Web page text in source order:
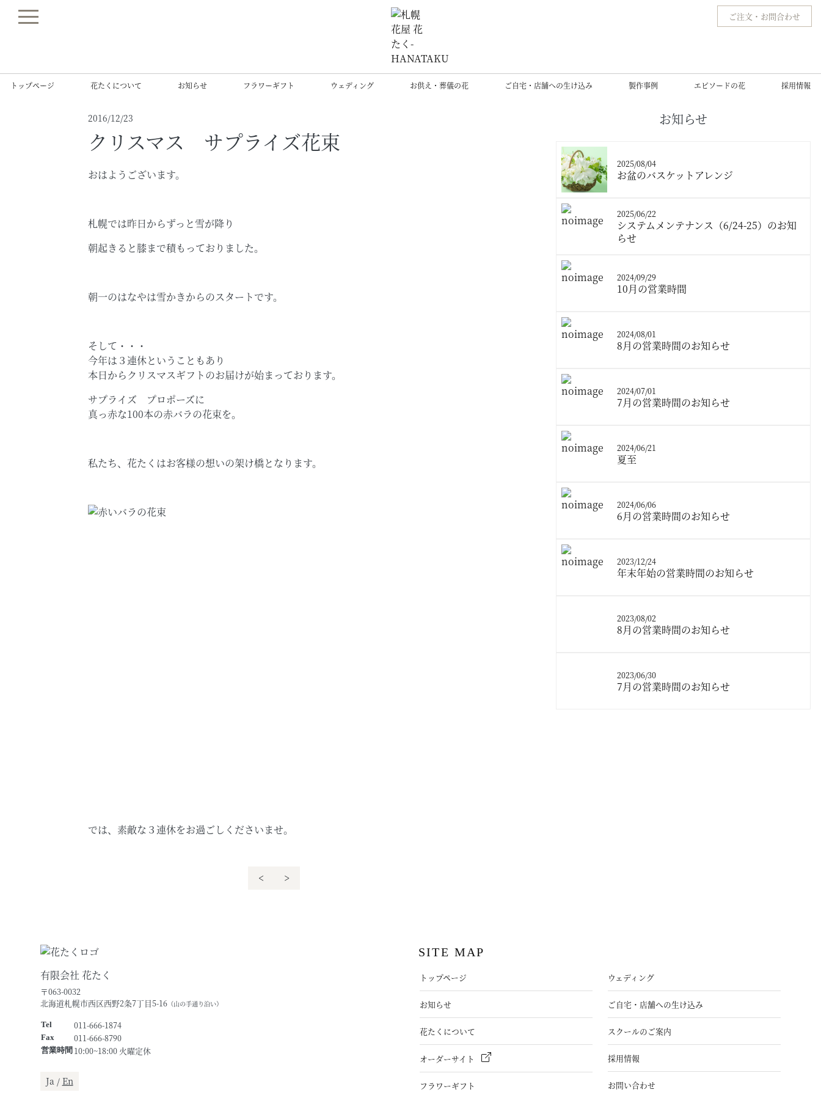
トップページ 花たくについて お知らせ フラワーギフト ウェディング お供え・葬儀の花 ご自宅・店舗への生け込み 製作事例 エピソードの花 採用情報
ご注文 ・ お問合わせ
2016/12/23
クリスマス サプライズ花束
おはようございます。
札幌では昨日からずっと雪が降り
朝起きると膝まで積もっておりました。
朝一のはなやは雪かきからのスタートです。
そして・・・
今年は３連休ということもあり
本日からクリスマスギフトのお届けが始まっております。
サプライズ プロポーズに
真っ赤な100本の赤バラの花束を。
私たち、花たくはお客様の想いの架け橋となります。
では、素敵な３連休をお過ごしくださいませ。
< >
お知らせ
2025/08/04
お盆のバスケットアレンジ
2025/06/22
システムメンテナンス（6/24-25）のお知
らせ
2024/09/29
10月の営業時間
2024/08/01
8月の営業時間のお知らせ
2024/07/01
7月の営業時間のお知らせ
2024/06/21
夏至
2024/06/06
6月の営業時間のお知らせ
2023/12/24
年末年始の営業時間のお知らせ
2023/08/02
8月の営業時間のお知らせ
2023/06/30
7月の営業時間のお知らせ
SITE MAP
トップページ
お知らせ
花たくについて
オーダーサイト
フラワーギフト
ウェディング
ご自宅・店舗への生け込み
スクールのご案内
採用情報
お問い合わせ
有限会社 花たく
〒063-0032
北海道札幌市西区西野2条7丁目5-16（山の手通り沿い）
Tel 011-666-1874
Fax 011-666-8790
営業時間 10:00~18:00 火曜定休
Ja / En